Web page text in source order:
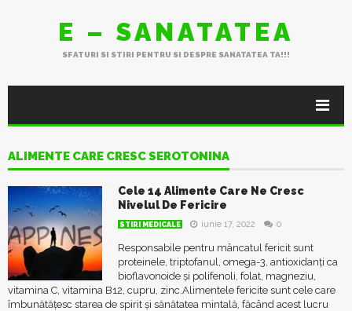
E – SANATATEA
SFATURI SI STIRI PENTRU SI DESPRE SANATATEA TA!!!
ALIMENTE CARE CRESC SEROTONINA
Cele 14 Alimente Care Ne Cresc
Nivelul De Fericire
STIRI MEDICALE iunie 17, 2022 0
Responsabile pentru mâncatul fericit sunt
proteinele, triptofanul, omega-3, antioxidanți ca
bioflavonoide și polifenoli, folat, magneziu,
vitamina C, vitamina B12, cupru, zinc.Alimentele fericite sunt cele care
îmbunătățesc starea de spirit și sănătatea mintală, făcând acest lucru